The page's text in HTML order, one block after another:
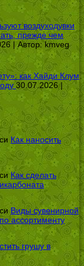
воздуходувки
прежде чем
| Автор:kmveg
как Хайди Клум
30.07.2026 |
Как наносить
Как сделать
Виды сувенирной
ассортименту
грушу в